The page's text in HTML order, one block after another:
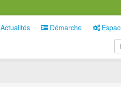
Actualités Démarche